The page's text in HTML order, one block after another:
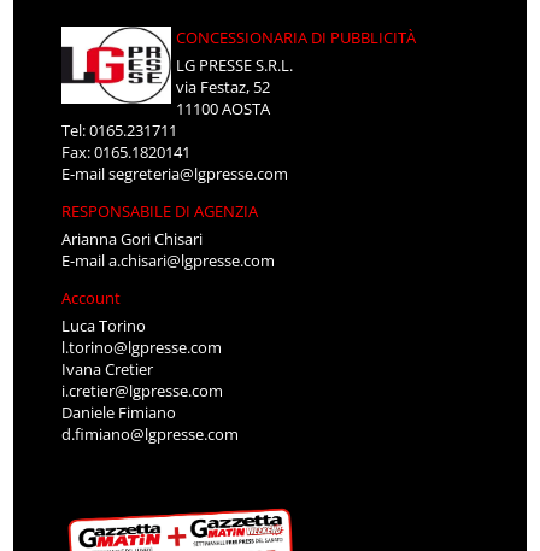
CONCESSIONARIA DI PUBBLICITÀ
LG PRESSE S.R.L.
via Festaz, 52
11100 AOSTA
Tel: 0165.231711
Fax: 0165.1820141
E-mailsegreteria@lgpresse.com
RESPONSABILE DI AGENZIA
Arianna Gori Chisari
E-maila.chisari@lgpresse.com
Account
Luca Torino
l.torino@lgpresse.com
Ivana Cretier
i.cretier@lgpresse.com
Daniele Fimiano
d.fimiano@lgpresse.com